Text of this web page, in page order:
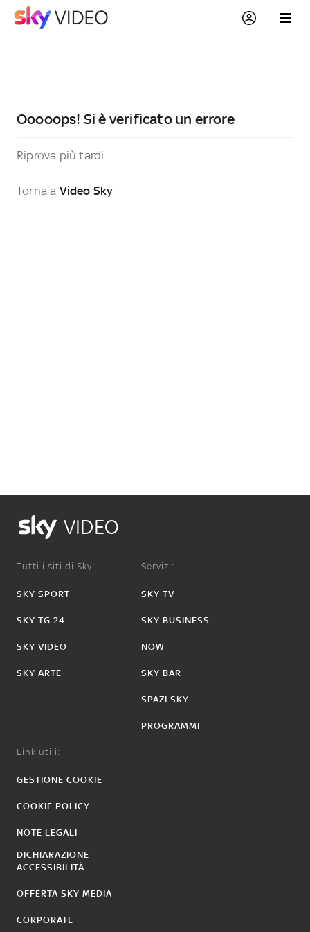
Ooooops! Si è verificato un errore
Riprova più tardi
Torna a Video Sky
VIDEO
Tutti i siti di Sky:
SKY SPORT
SKY TG 24
SKY VIDEO
SKY ARTE
Servizi:
SKY TV
SKY BUSINESS
NOW
SKY BAR
SPAZI SKY
PROGRAMMI
Link utili:
GESTIONE COOKIE
COOKIE POLICY
NOTE LEGALI
DICHIARAZIONE
ACCESSIBILITÀ
OFFERTA SKY MEDIA
CORPORATE